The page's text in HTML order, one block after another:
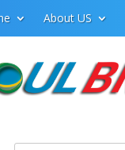
About US